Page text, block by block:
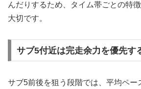
んだりするため、タイム帯ごとの特
大切です。
サブ5付近は完走余力を優先す
サブ5前後を狙う段階では、平均ペー